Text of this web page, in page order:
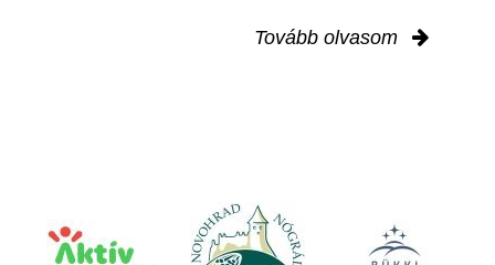
Tovább olvasom